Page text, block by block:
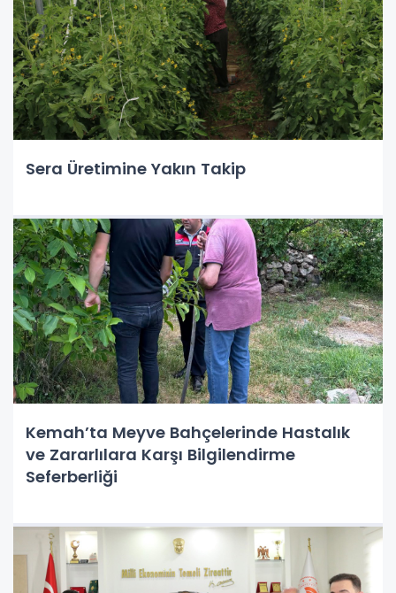
Sera Üretimine Yakın Takip
Kemah’ta Meyve Bahçelerinde Hastalık
ve Zararlılara Karşı Bilgilendirme
Seferberliği